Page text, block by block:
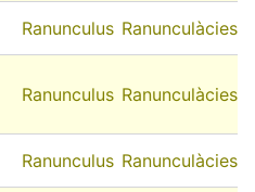
Ranunculus Ranunculàcies
Ranunculus Ranunculàcies
Ranunculus Ranunculàcies